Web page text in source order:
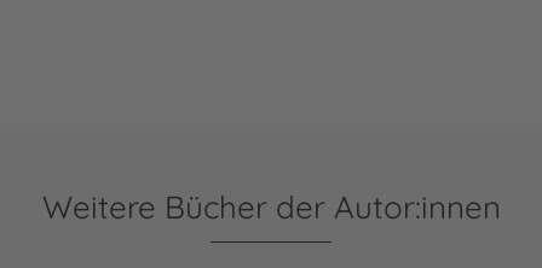
Weitere Bücher der Autor:innen